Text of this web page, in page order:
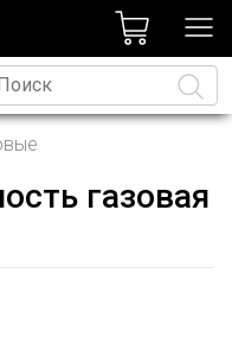
Язык
газовая